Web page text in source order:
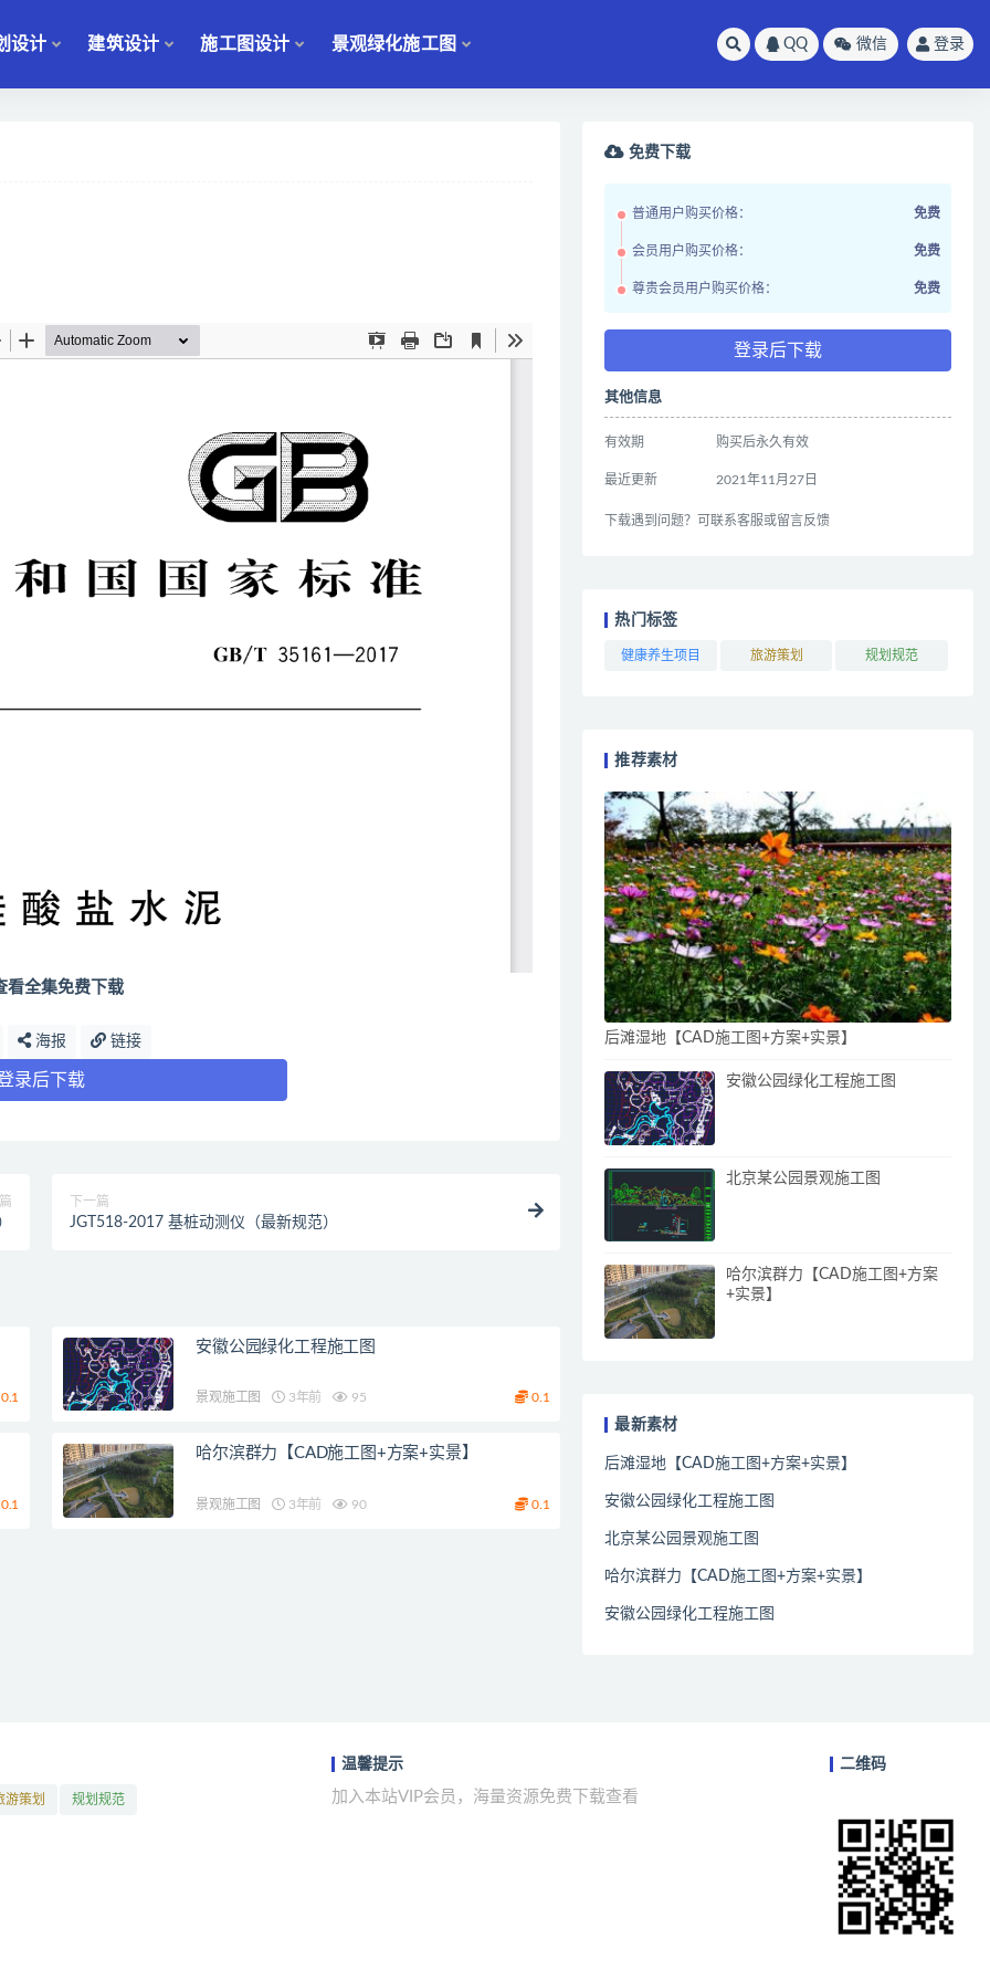
设计 建筑设计 施工图设计 景观绿化施工图 QQ 微信 登录
看全集免费下载
海报 链接
录后下载
下一篇
JGT518-2017 基桩动测仪（最新规范）
安徽公园绿化工程施工图
景观施工图 3年前 95 0.1
哈尔滨群力【CAD施工图+方案+实景】
景观施工图 3年前 90 0.1
免费下载
普通用户购买价格： 免费
会员用户购买价格： 免费
尊贵会员用户购买价格： 免费
登录后下载
其他信息
有效期 购买后永久有效
最近更新 2021年11月27日
下载遇到问题？可联系客服或留言反馈
热门标签
健康养生项目 旅游策划 规划规范
推荐素材
后滩湿地【CAD施工图+方案+实景】
安徽公园绿化工程施工图
北京某公园景观施工图
哈尔滨群力【CAD施工图+方案
+实景】
最新素材
后滩湿地【CAD施工图+方案+实景】
安徽公园绿化工程施工图
北京某公园景观施工图
哈尔滨群力【CAD施工图+方案+实景】
安徽公园绿化工程施工图
游策划 规划规范
温馨提示
加入本站VIP会员，海量资源免费下载查看
二维码